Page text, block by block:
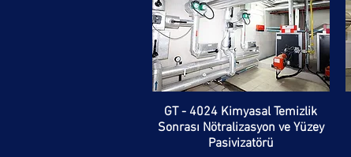
GT - 4024 Kimyasal Temizlik
Sonrası Nötralizasyon ve Yüzey
Pasivizatörü